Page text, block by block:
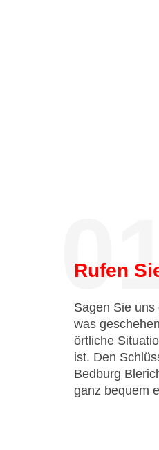
Rufen
Sagen Sie
was
örtliche
ist. Den
Bedburg
ganz bequem